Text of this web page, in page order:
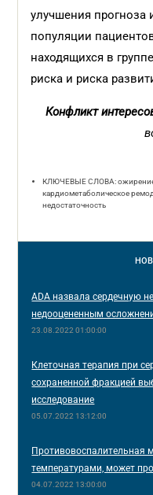
улучшения прогноза
популяции
находящихся в
риска и риска
Конфликт
КЛЮЧЕВЫЕ СЛОВА: ожирение,
кардиометаболическое
недостаточность
ADA назвала сердечную
недооцененным
23.08.2022 01:00:00
Клеточная терапия при
сохраненной фракцией
исследование
05.07.2022 13:12:00
Противовоспалительная
температурами, может
04.07.2022 13:00:00